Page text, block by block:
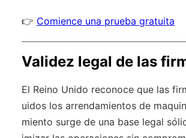
👉 Comience una prueba gratuita
Validez legal de las
El Reino Unido reconoce que las
uidos los arrendamientos de
miento surge de una base legal